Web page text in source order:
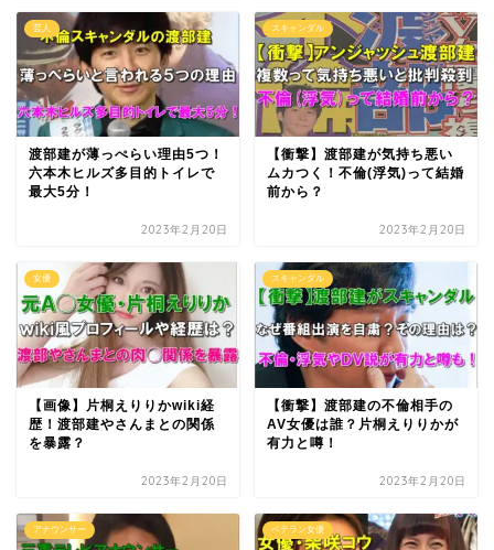
芸人
渡部建が薄っぺらい理由5つ！
六本木ヒルズ多目的トイレで
最大5分！
2023年2月20日
スキャンダル
【衝撃】渡部建が気持ち悪い
ムカつく！不倫(浮気)って結婚
前から？
2023年2月20日
女優
【画像】片桐えりりかwiki経
歴！渡部建やさんまとの関係
を暴露？
2023年2月20日
スキャンダル
【衝撃】渡部建の不倫相手の
AV女優は誰？片桐えりりかが
有力と噂！
2023年2月20日
アナウンサー ベテラン女優